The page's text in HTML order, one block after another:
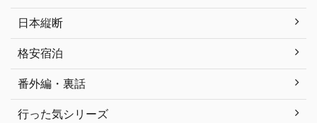
日本縦断
格安宿泊
番外編・裏話
行った気シリーズ